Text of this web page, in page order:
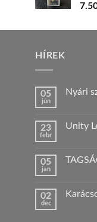
HÍREK
05
jún
Nyári
Nyári
23
febr
Unity
Unity
05
jan
TAGSÁG
02
dec